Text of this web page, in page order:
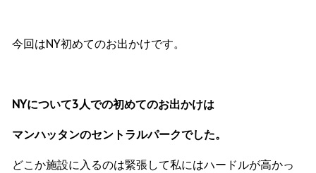
今回はNY初めてのお出かけです。
NYについて3人での初めてのお出かけは
マンハッタンのセントラルパークでした。
どこか施設に入るのは緊張して私にはハードルが高かっ